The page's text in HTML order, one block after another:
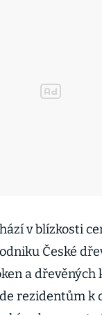
v blízkosti
České
a dřevěných
rezidentům k